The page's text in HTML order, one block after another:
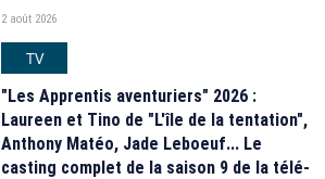
2 août 2026
TV
"Les Apprentis aventuriers" 2026 :
Laureen et Tino de "L'île de la tentation",
Anthony Matéo, Jade Leboeuf... Le
casting complet de la saison 9 de la télé-